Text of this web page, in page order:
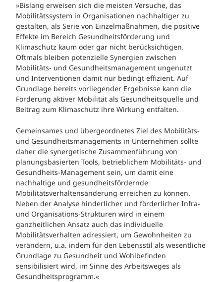
»Bislang erweisen sich die meisten Versuche, das
Mobilitätssystem in Organisationen nachhaltiger zu
gestalten, als Serie von Einzelmaßnahmen, die positive
Effekte im Bereich Gesundheitsförderung und
Klimaschutz kaum oder gar nicht berücksichtigen.
Oftmals bleiben potenzielle Synergien zwischen
Mobilitäts- und Gesundheitsmanagement ungenutzt
und Interventionen damit nur bedingt effizient. Auf
Grundlage bereits vorliegender Ergebnisse kann die
Förderung aktiver Mobilität als Gesundheitsquelle und
Beitrag zum Klimaschutz ihre Wirkung entfalten.
Gemeinsames und übergeordnetes Ziel des Mobilitäts-
und Gesundheitsmanagements in Unternehmen sollte
daher die synergetische Zusammenführung von
planungsbasierten Tools, betrieblichem Mobilitäts- und
Gesundheits-Management sein, um damit eine
nachhaltige und gesundheitsfördernde
Mobilitätsverhaltensänderung erreichen zu können.
Neben der Analyse hinderlicher und förderlicher Infra-
und Organisations-Strukturen wird in einem
ganzheitlichen Ansatz auch das individuelle
Mobilitätsverhalten adressiert, um Gewohnheiten zu
verändern, u.a. indem für den Lebensstil als wesentliche
Grundlage zu Gesundheit und Wohlbefinden
sensibilisiert wird, im Sinne des Arbeitsweges als
Gesundheitsprogramm.«